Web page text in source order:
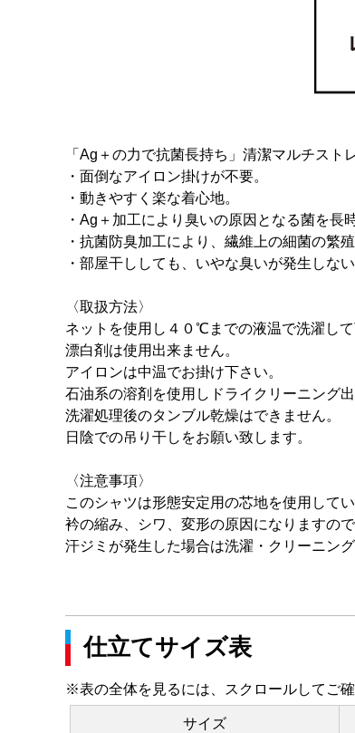
「Ag＋の力で抗菌長持ち」清潔マルチスト
・面倒なアイロン掛けが不要。
・動きやすく楽な着心地。
・Ag＋加工により臭いの原因となる菌を長
・抗菌防臭加工により、繊維上の細菌の繁
・部屋干ししても、いやな臭いが発生しない
〈取扱方法〉
ネットを使用し４０℃までの液温で洗濯して
漂白剤は使用出来ません。
アイロンは中温でお掛け下さい。
石油系の溶剤を使用しドライクリーニング出
洗濯処理後のタンブル乾燥はできません。
日陰での吊り干しをお願い致します。
〈注意事項〉
このシャツは形態安定用の芯地を使用してい
衿の縮み、シワ、変形の原因になりますの
汗ジミが発生した場合は洗濯・クリーニン
仕立てサイズ表
※表の全体を見るには、スクロールしてご確
サイズ